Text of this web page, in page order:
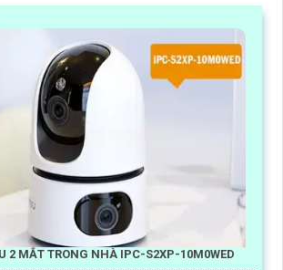
2 MẮT TRONG NHÀ IPC-S2XP-10M0WED